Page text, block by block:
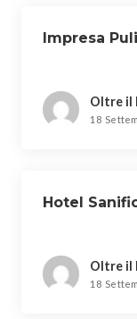
Impresa
Oltre il
18
Hotel
Oltre il
18